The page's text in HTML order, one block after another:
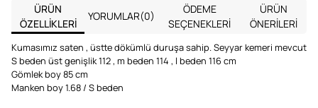
ÜRÜN
ÖZELLIKLERI
YORUMLAR(0)
ÖDEME
SEÇENEKLERI
ÜRÜN
ÖNERILERI
Kumasımız saten , üstte dökümlü duruşa sahip. Seyyar kemeri mevcut
S beden üst genişlik 112 , m beden 114 , l beden 116 cm
Gömlek boy 85 cm
Manken boy 1.68 / S beden